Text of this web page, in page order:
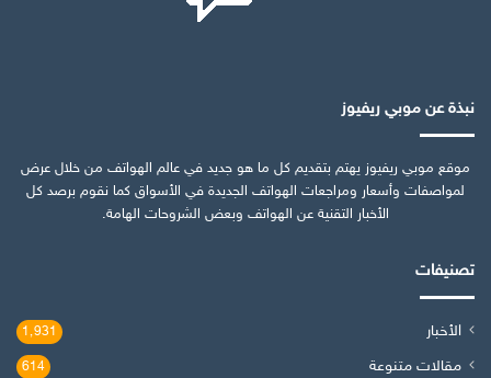
نبذة عن موبي ريفيوز
موقع موبي ريفيوز يهتم بتقديم كل ما هو جديد في عالم الهواتف من خلال عرض
لمواصفات وأسعار ومراجعات الهواتف الجديدة في الأسواق كما نقوم برصد كل
الأخبار التقنية عن الهواتف وبعض الشروحات الهامة.
تصنيفات
الأخبار 1٬931
مقالات متنوعة 614